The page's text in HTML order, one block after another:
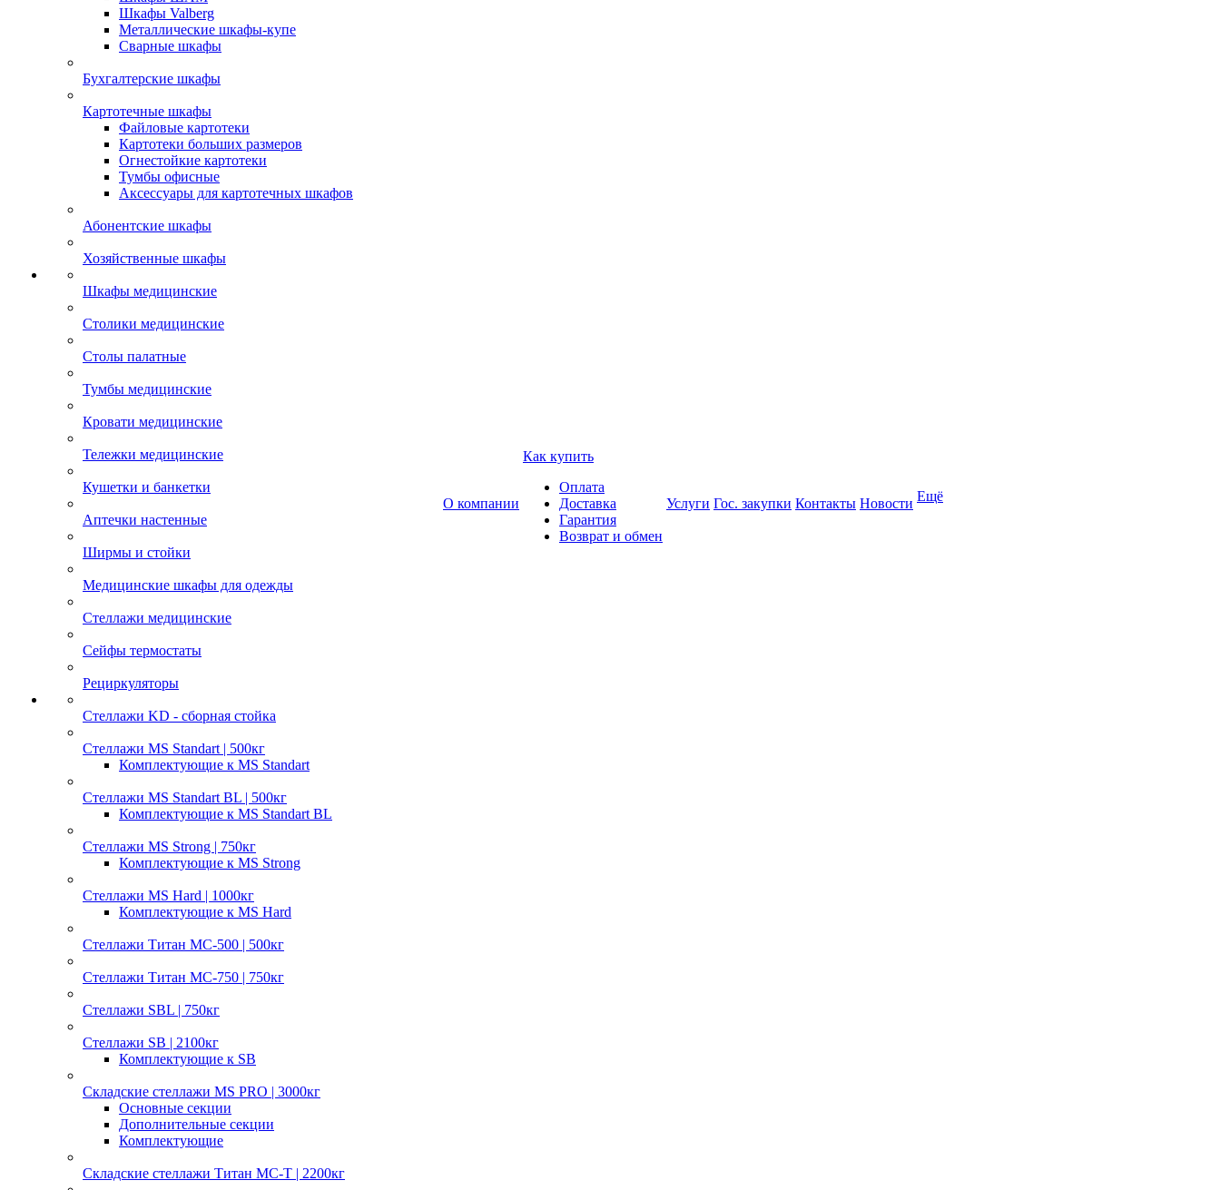
Шкафы Valberg
Металлические шкафы-купе
Сварные шкафы
Бухгалтерские шкафы
Картотечные шкафы
Файловые картотеки
Картотеки больших размеров
Огнестойкие картотеки
Тумбы офисные
Аксессуары для картотечных шкафов
Абонентские шкафы
Хозяйственные шкафы
Шкафы медицинские
Столики медицинские
Столы палатные
Тумбы медицинские
Кровати медицинские
Тележки медицинские
Кушетки и банкетки
Аптечки настенные
Ширмы и стойки
Медицинские шкафы для одежды
Стеллажи медицинские
Сейфы термостаты
Рециркуляторы
Стеллажи KD - сборная стойка
Стеллажи MS Standart | 500кг
Комплектующие к MS Standart
Стеллажи MS Standart BL | 500кг
Комплектующие к MS Standart BL
Стеллажи MS Strong | 750кг
Комплектующие к MS Strong
Стеллажи MS Hard | 1000кг
Комплектующие к MS Hard
Стеллажи Титан МС-500 | 500кг
Стеллажи Титан МС-750 | 750кг
Стеллажи SBL | 750кг
Стеллажи SB | 2100кг
Комплектующие к SB
Складские стеллажи MS PRO | 3000кг
Основные секции
Дополнительные секции
Комплектующие
Складские стеллажи Титан МС-Т | 2200кг
О компании
Как купить
Оплата
Доставка
Гарантия
Возврат и обмен
Услуги Гос. закупки Контакты Новости Ещё